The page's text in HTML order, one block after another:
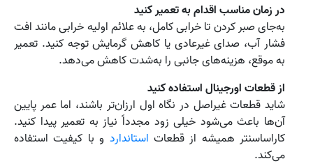
در زمان مناسب اقدام به تعمیر کنید
به‌جای صبر کردن تا خرابی کامل، به علائم اولیه خرابی مانند افت
فشار آب، صدای غیرعادی یا کاهش گرمایش توجه کنید. تعمیر
به موقع، هزینه‌های جانبی را به‌شدت کاهش می‌دهد.
از قطعات اورجینال استفاده کنید
شاید قطعات غیراصل در نگاه اول ارزان‌تر باشند، اما عمر پایین
آن‌ها باعث می‌شود خیلی زود مجدداً نیاز به تعمیر پیدا کنید.
کاراساسنتر همیشه از قطعات استاندارد و با کیفیت استفاده
می‌کند.